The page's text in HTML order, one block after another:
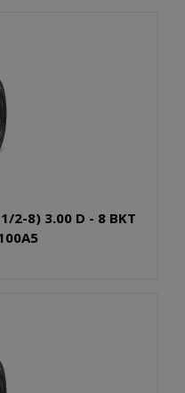
2-8) 3.00 D - 8 BKT